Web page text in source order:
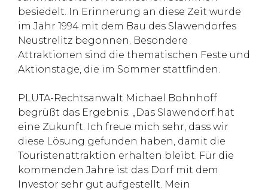
besiedelt. In Erinnerung an diese Zeit wurde
im Jahr 1994 mit dem Bau des Slawendorfes
Neustrelitz begonnen. Besondere
Attraktionen sind die thematischen Feste und
Aktionstage, die im Sommer stattfinden.
PLUTA-Rechtsanwalt Michael Bohnhoff
begrüßt das Ergebnis: „Das Slawendorf hat
eine Zukunft. Ich freue mich sehr, dass wir
diese Lösung gefunden haben, damit die
Touristenattraktion erhalten bleibt. Für die
kommenden Jahre ist das Dorf mit dem
Investor sehr gut aufgestellt. Mein